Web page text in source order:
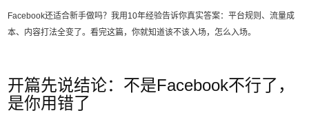
Facebook还适合新手做吗？我用10年经验告诉你真实答案：平台规则、流量成
本、内容打法全变了。看完这篇，你就知道该不该入场，怎么入场。
开篇先说结论：不是Facebook不行了，
是你用错了